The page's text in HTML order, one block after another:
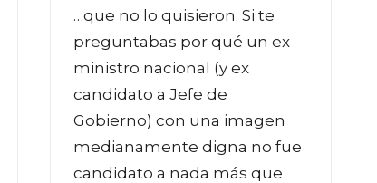
…que no lo quisieron. Si te
preguntabas por qué un ex
ministro nacional (y ex
candidato a Jefe de
Gobierno) con una imagen
medianamente digna no fue
candidato a nada más que